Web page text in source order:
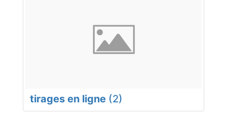
tirages en ligne (2)